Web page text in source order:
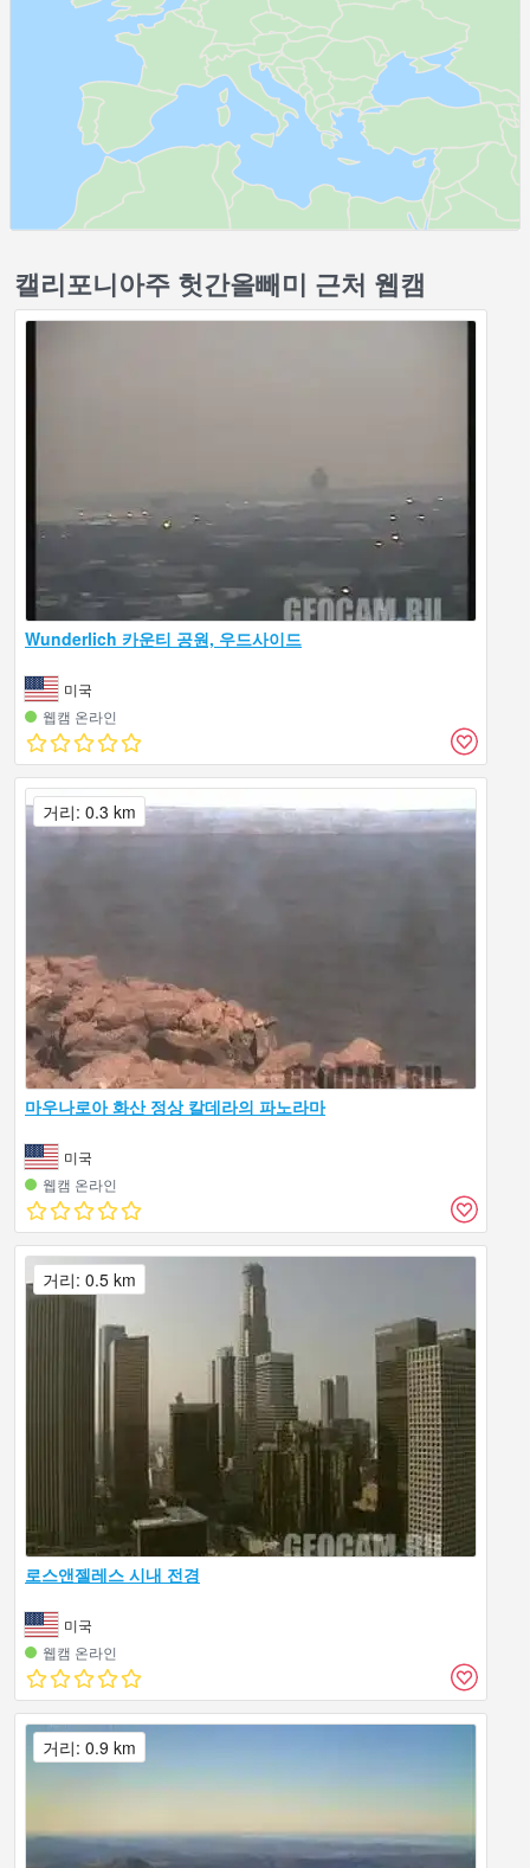
캘리포니아주 헛간올빼미 근처 웹캠
Wunderlich 카운티 공원, 우드사이드
미국
웹캠 온라인
마우나로아 화산 정상 칼데라의 파노라마
미국
웹캠 온라인
거리: 0.3 km
로스앤젤레스 시내 전경
미국
웹캠 온라인
거리: 0.5 km
거리: 0.9 km